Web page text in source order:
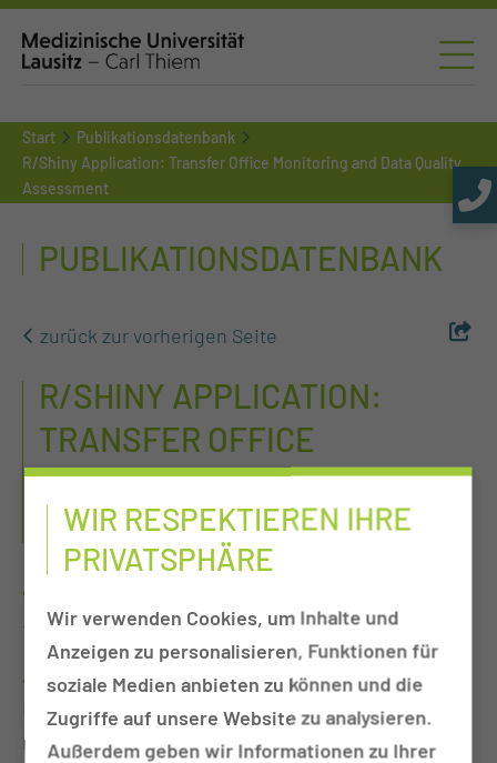
Start
Publikationsdatenbank
R/Shiny Application: Transfer Office Monitoring and Data Quality
Assessment
PUBLIKATIONSDATENBANK
zurück zur vorherigen Seite
R/SHINY APPLICATION:
TRANSFER OFFICE
MONITORING AND DATA
QUALITY ASSESSMENT
Veröffentlichungsdatum:
16.05.2025
Autor:
Dennis Hübner, Jenny Tippmann, Max Bergmann,
Franziska Bathelt;
WIR RESPEKTIEREN IHRE
PRIVATSPHÄRE
Wir verwenden Cookies, um Inhalte und
Anzeigen zu personalisieren, Funktionen für
soziale Medien anbieten zu können und die
Zugriffe auf unsere Website zu analysieren.
Außerdem geben wir Informationen zu Ihrer